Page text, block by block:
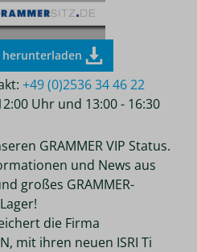
+49 (0)2536 34 46 22
Uhr und 13:00 - 16:30
GRAMMER VIP Status.
und News aus
großes GRAMMER-
die Firma
mit ihren neuen ISRI Ti